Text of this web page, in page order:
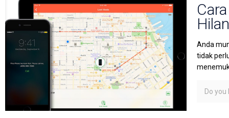
Anda
tidak
Do you